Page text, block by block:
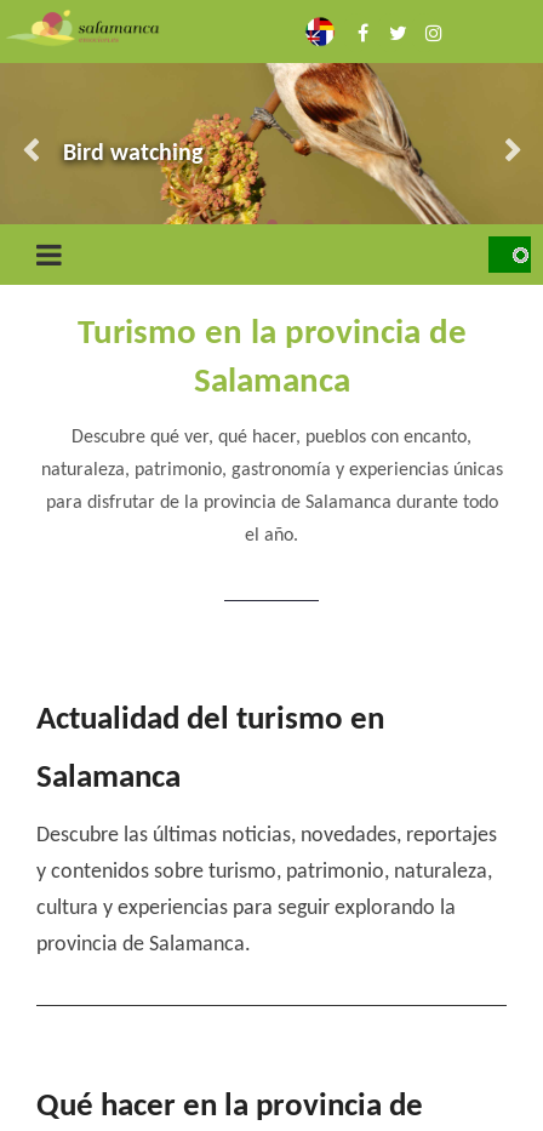
to
The Arribes
Ciudad Rodrigo and the Border
Bird watching
Sierra de Francia
The fighting bull and the dehesas
Turismo en la provincia de
Salamanca
Descubre qué ver, qué hacer, pueblos con encanto,
naturaleza, patrimonio, gastronomía y experiencias únicas
para disfrutar de la provincia de Salamanca durante todo
el año.
Actualidad del turismo en
Salamanca
Descubre las últimas noticias, novedades, reportajes
y contenidos sobre turismo, patrimonio, naturaleza,
cultura y experiencias para seguir explorando la
provincia de Salamanca.
Qué hacer en la provincia de